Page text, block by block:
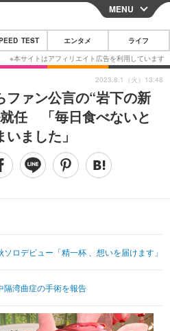
CLOSE
スマートフォン
ガジェット・ツール
その他
映画・ドラマ
MENU
TEST エンタメ ライフ
ファン公言の“岩下の新
任 「毎日食べないと
ました」
ロデビュー「精一杯 、想いを届けます」
隔湾曲症の手術を報告
2023.8.1（火）13:48